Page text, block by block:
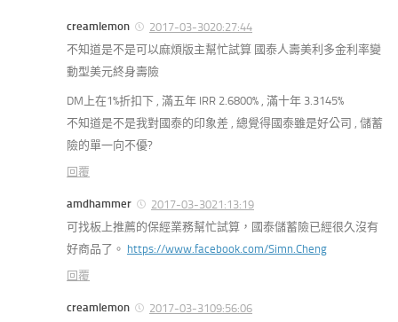
creamlemon
2017-03-3020:27:44
不知道是不是可以麻煩版主幫忙試算 國泰人壽美利多金利率變
動型美元終身壽險
DM上在1%折扣下 , 滿五年 IRR 2.6800% , 滿十年 3.3145%
不知道是不是我對國泰的印象差 , 總覺得國泰雖是好公司 , 儲蓄
險的單一向不優?
回覆
amdhammer
2017-03-3021:13:19
可找板上推薦的保經業務幫忙試算，國泰儲蓄險已經很久沒有
好商品了。 https://www.facebook.com/Simn.Cheng
回覆
creamlemon
2017-03-3109:56:06